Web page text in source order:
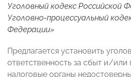
Уголовный кодекс Российской
Уголовно-процессуальный
Федерации»
Предлагается установить
ответственность за сбыт и/или
налоговые органы